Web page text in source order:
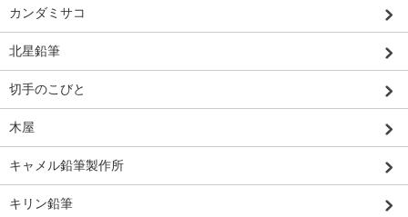
カンダミサコ
北星鉛筆
切手のこびと
木屋
キャメル鉛筆製作所
キリン鉛筆